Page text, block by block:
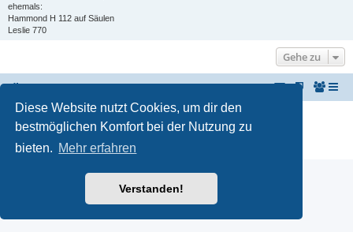
Diese Website nutzt Cookies, um dir den
bestmöglichen Komfort bei der Nutzung zu
bieten. Mehr erfahren
Verstanden!
ehemals:
Hammond H 112 auf Säulen
Leslie 770
Gehe zu
® Forum Software © phpBB Limited
Deutsche Übersetzung durchphpBB.de
Datenschutz